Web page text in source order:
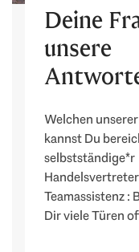
Deine
unsere
Welchen
kannst Du
selbstständige*r
Teamassistenz :
Dir viele Türen